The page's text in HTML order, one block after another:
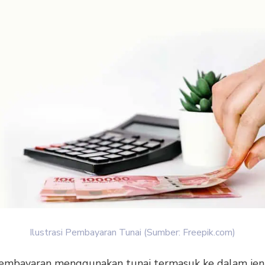
Ilustrasi Pembayaran Tunai (Sumber: Freepik.com)